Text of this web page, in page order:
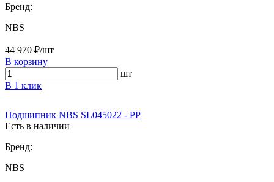
Бренд:
NBS
44 970 ₽/шт
В корзину
шт
В 1 клик
Подшипник NBS SL045022 - PP
Есть в наличии
Бренд:
NBS